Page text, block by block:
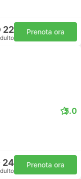
22 Prenota ora
5.0
24 Prenota ora